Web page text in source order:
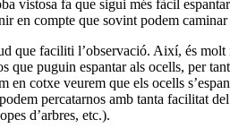
vistosa fa que sigui més fàcil
en compte que sovint podem caminar
que faciliti l’observació. Així, és
que puguin espantar als ocells, per
en cotxe veurem que els ocells
percatarnos amb tanta facilitat
d’arbres, etc.).